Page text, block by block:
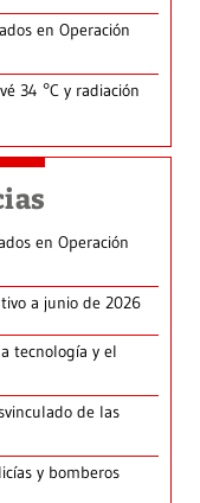
en Operación
34 °C y radiación
en Operación
a junio de 2026
tecnología y el
de las
y bomberos